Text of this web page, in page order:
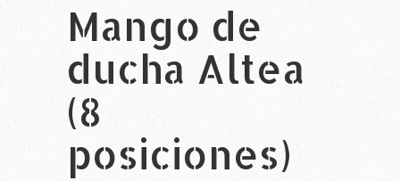
Mango de
ducha Altea
(8
posiciones)